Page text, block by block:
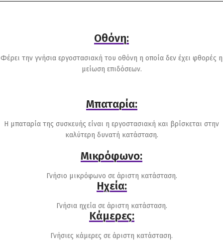
Οθόνη:
Φέρει την γνήσια εργοστασιακή του οθόνη η οποία δεν έχει φθορές η
μείωση επιδόσεων.
Μπαταρία:
Η μπαταρία της συσκευής είναι η εργοστασιακή και βρίσκεται στην
καλύτερη δυνατή κατάσταση.
Μικρόφωνο:
Γνήσιο μικρόφωνο σε άριστη κατάσταση.
Ηχεία:
Γνήσια ηχεία σε άριστη κατάσταση.
Κάμερες:
Γνήσιες κάμερες σε άριστη κατάσταση.